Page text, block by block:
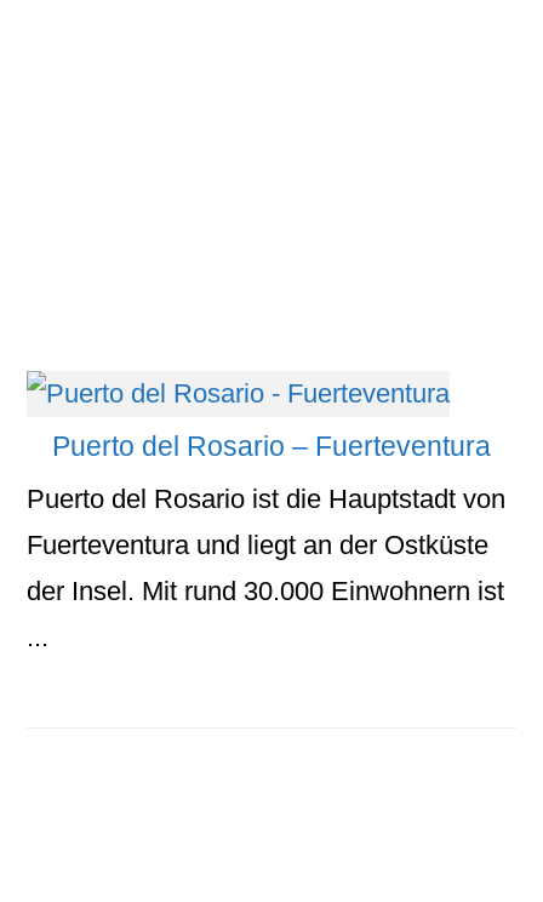
Puerto del Rosario – Fuerteventura
Puerto del Rosario ist die Hauptstadt von
Fuerteventura und liegt an der Ostküste
der Insel. Mit rund 30.000 Einwohnern ist
...